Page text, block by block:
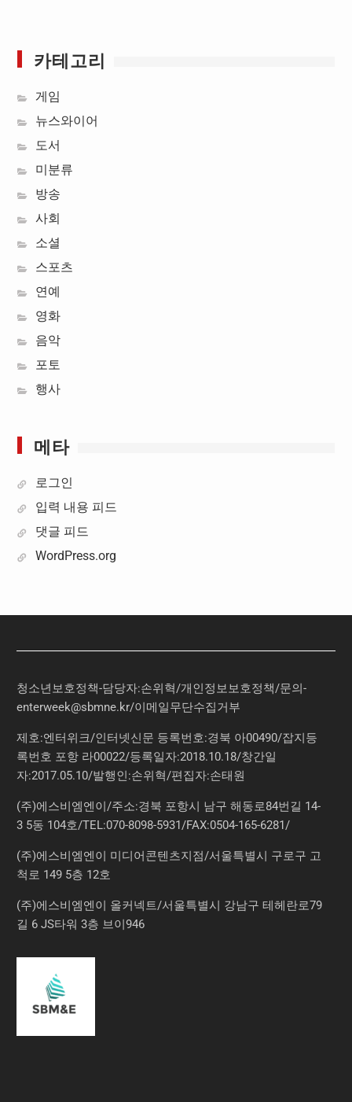
카테고리
게임
뉴스와이어
도서
미분류
방송
사회
소셜
스포츠
연예
영화
음악
포토
행사
메타
로그인
입력 내용 피드
댓글 피드
WordPress.org
청소년보호정책-담당자:손위혁/개인정보보호정책/문의-
enterweek@sbmne.kr/이메일무단수집거부
제호:엔터위크/인터넷신문 등록번호:경북 아00490/잡지등
록번호 포항 라00022/등록일자:2018.10.18/창간일
자:2017.05.10/발행인:손위혁/편집자:손태원
(주)에스비엠엔이/주소:경북 포항시 남구 해동로84번길 14-
3 5동 104호/TEL:070-8098-5931/FAX:0504-165-6281/
(주)에스비엠엔이 미디어콘텐츠지점/서울특별시 구로구 고
척로 149 5층 12호
(주)에스비엠엔이 올커넥트/서울특별시 강남구 테헤란로79
길 6 JS타워 3층 브이946